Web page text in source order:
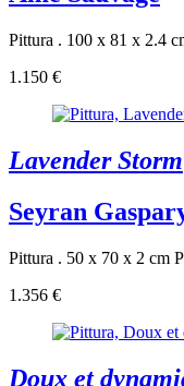
Pittura . 100 x 81 x 2.4
1.150 €
Lavender Storm
Seyran
Pittura . 50 x 70 x 2 cm
1.356 €
Doux et